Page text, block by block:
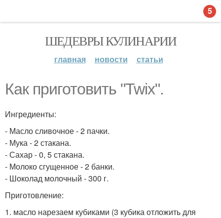
ШЕДЕВРЫ КУЛИНАРИИ
главная новости статьи
Как приготовить "Twix".
Ингредиенты:
- Масло сливочное - 2 пачки.
- Мука - 2 стакана.
- Сахар - 0, 5 стакана.
- Молоко сгущенное - 2 банки.
- Шоколад молочный - 300 г.
Приготовление:
1. масло нарезаем кубиками (3 кубика отложить для
5